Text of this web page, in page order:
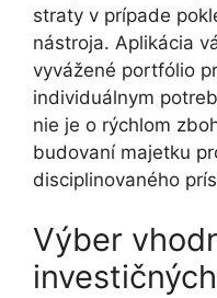
straty v prípade
nástroja. Aplikácia
vyvážené portfólio
individuálnym
nie je o rýchlom
budovaní majetku
disciplinovaného
Výber